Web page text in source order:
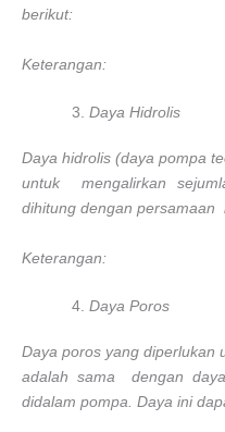
berikut:
Keterangan:
Daya Hidrolis
Daya hidrolis (daya pompa
untuk mengalirkan
dihitung dengan persamaan
Keterangan:
Daya Poros
Daya poros yang diperlukan
adalah sama dengan
didalam pompa. Daya ini